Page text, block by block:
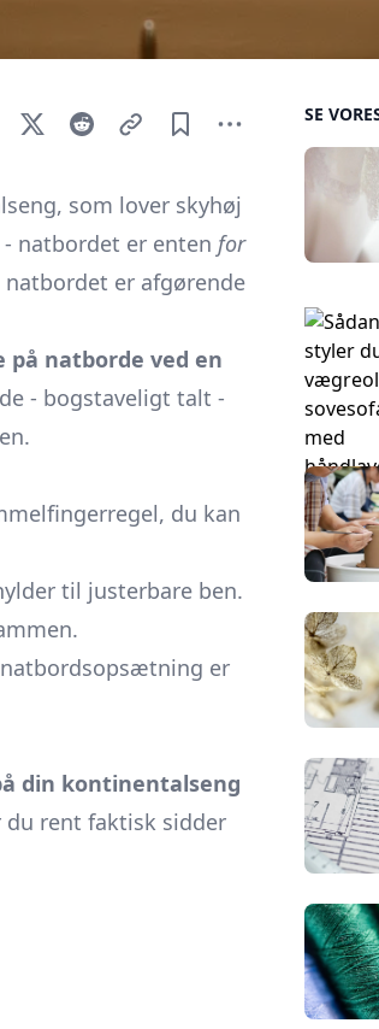
som lover skyhøj
natbordet er enten for
er afgørende
på natborde ved en
- bogstaveligt talt -
du kan
til justerbare ben.
er
din kontinentalseng
du rent faktisk sidder
Sidebar
SE